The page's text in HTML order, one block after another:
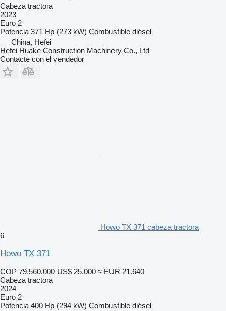
Cabeza tractora
2023
Euro 2
Potencia 371 Hp (273 kW) Combustible diésel
China, Hefei
Hefei Huake Construction Machinery Co., Ltd
Contacte con el vendedor
Howo TX 371 cabeza tractora
6
Howo TX 371
COP 79.560.000 US$ 25.000 ≈ EUR 21.640
Cabeza tractora
2024
Euro 2
Potencia 400 Hp (294 kW) Combustible diésel